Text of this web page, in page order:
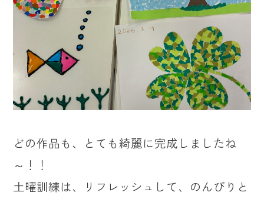
どの作品も、とても綺麗に完成しましたね
～！！
土曜訓練は、リフレッシュして、のんびりと